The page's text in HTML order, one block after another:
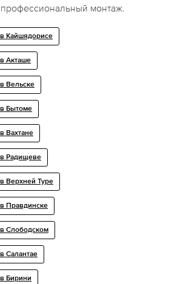
монтаж.
Кайшядорисе
Акташе
Вельске
Бытоме
Вахтане
Радищеве
Верхней Туре
Правдинске
Слободском
Салантае
Бирини